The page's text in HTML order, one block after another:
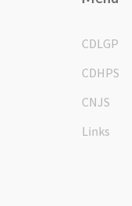
CDLGP
CDHPS
CNJS
Links